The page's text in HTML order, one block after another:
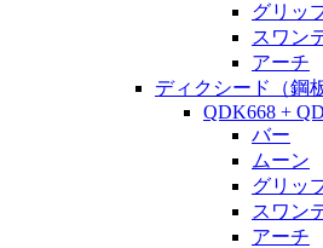
グリッ
スワン
アーチ
ディクシード（鋼
QDK668 +
バー
ムーン
グリッ
スワン
アーチ